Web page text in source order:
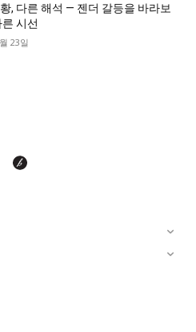
, 다른 해석 — 젠더 갈등을 바라보
시선
23일